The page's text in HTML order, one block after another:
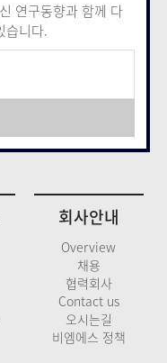
회사안내
Overview
채용
협력회사
Contact us
오시는길
비엠에스 정책
연구동향과 함께 다
습니다.